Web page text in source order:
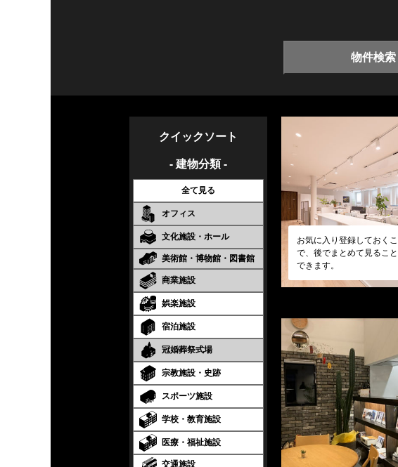
物件検索
クイックソート
- 建物分類 -
全て見る
オフィス
文化施設・ホール
美術館・博物館・図書館
商業施設
娯楽施設
宿泊施設
冠婚葬祭式場
宗教施設・史跡
スポーツ施設
学校・教育施設
医療・福祉施設
交通施設
お気に入り登録しておく
で、後でまとめて見るこ
できます。